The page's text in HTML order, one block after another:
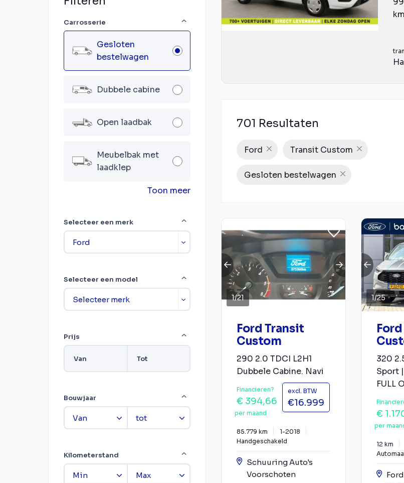
Carrosserie
Gesloten
bestelwagen
Dubbele cabine
Open laadbak
Meubelbak met
laadklep
Toon meer
Selecteer een merk
Selecteer een model
Prijs
Van Tot
Bouwjaar
Kilometerstand
km
701 Resultaten
Ford Transit Custom
Gesloten bestelwagen
1/21
Ford Transit
Custom
290 2.0 TDCI L2H1
Dubbele Cabine. Navi
Financieren?
€ 394,66
per maand
excl. BTW
€16.999
85.779 km
1-2018
Handgeschakeld
Schuuring Auto's
Voorschoten
1/25
320
Sport
FULL
€
per
12 km